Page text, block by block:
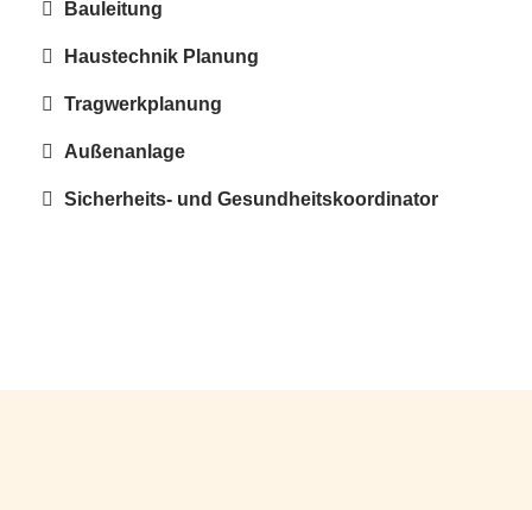
Bauleitung
Haustechnik Planung
Tragwerkplanung
Außenanlage
Sicherheits- und Gesundheitskoordinator